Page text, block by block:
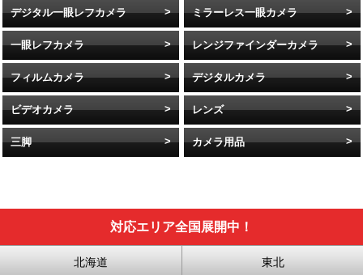
デジタル一眼レフカメラ ミラーレス一眼カメラ
一眼レフカメラ レンジファインダーカメラ
フィルムカメラ デジタルカメラ
ビデオカメラ レンズ
三脚 カメラ用品
対応エリア全国展開中！
北海道 東北